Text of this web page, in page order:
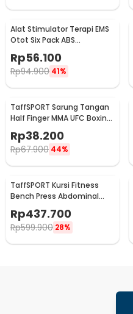
Alat Stimulator Terapi EMS
Otot Six Pack ABS
Abdominal Muscle - 068R2
Rp56.100
Rp94.900 41%
TaffSPORT Sarung Tangan
Half Finger MMA UFC Boxing
PU Leather Gloves - FE-
BO0027
Rp38.200
Rp67.900 44%
TaffSPORT Kursi Fitness
Bench Press Abdominal
Muscle Foldable - YC-300
Rp437.700
Rp599.900 28%